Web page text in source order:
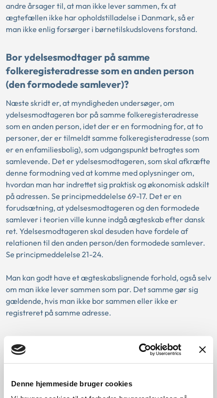
Denne hjemmeside bruger cookies
andre årsager til, at man ikke lever sammen, fx at
ægtefællen ikke har opholdstilladelse i Danmark, så er
man ikke enlig forsørger i børnetilskudslovens forstand.
Bor ydelsesmodtager på samme
folkeregisteradresse som en anden person
(den formodede samlever)?
Næste skridt er, at myndigheden undersøger, om
ydelsesmodtageren bor på samme folkeregisteradresse
som en anden person, idet der er en formodning for, at to
personer, der er tilmeldt samme folkeregisteradresse (som
er en enfamiliesbolig), som udgangspunkt betragtes som
samlevende. Det er ydelsesmodtageren, som skal afkræfte
denne formodning ved at komme med oplysninger om,
hvordan man har indrettet sig praktisk og økonomisk adskilt
på adressen. Se principmeddelelse 69-17. Det er en
forudsætning, at ydelsesmodtageren og den formodede
samlever i teorien ville kunne indgå ægteskab efter dansk
ret. Ydelsesmodtageren skal desuden have fordele af
relationen til den anden person/den formodede samlever.
Se principmeddelelse 21-24.
Man kan godt have et ægteskabslignende forhold, også selv
om man ikke lever sammen som par. Det samme gør sig
gældende, hvis man ikke bor sammen eller ikke er
registreret på samme adresse.
Har ydelsesmodtager på baggrund af sagens
oplysninger fordele af sin relation til den
formodede samlever af et omfang, der kan
sidestilles med de fordele, som gifte og
samlevende almindeligvis har?